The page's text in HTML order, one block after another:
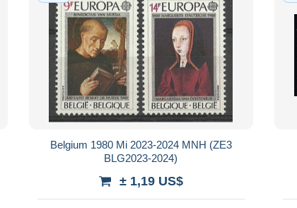
Belgium 1980 Mi 2023-2024 MNH (ZE3
BLG2023-2024)
± 1,19 US$